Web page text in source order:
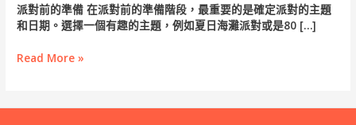
派對前的準備 在派對前的準備階段，最重要的是確定派對的主題
和日期。選擇一個有趣的主題，例如夏日海灘派對或是80 […]
Read More »